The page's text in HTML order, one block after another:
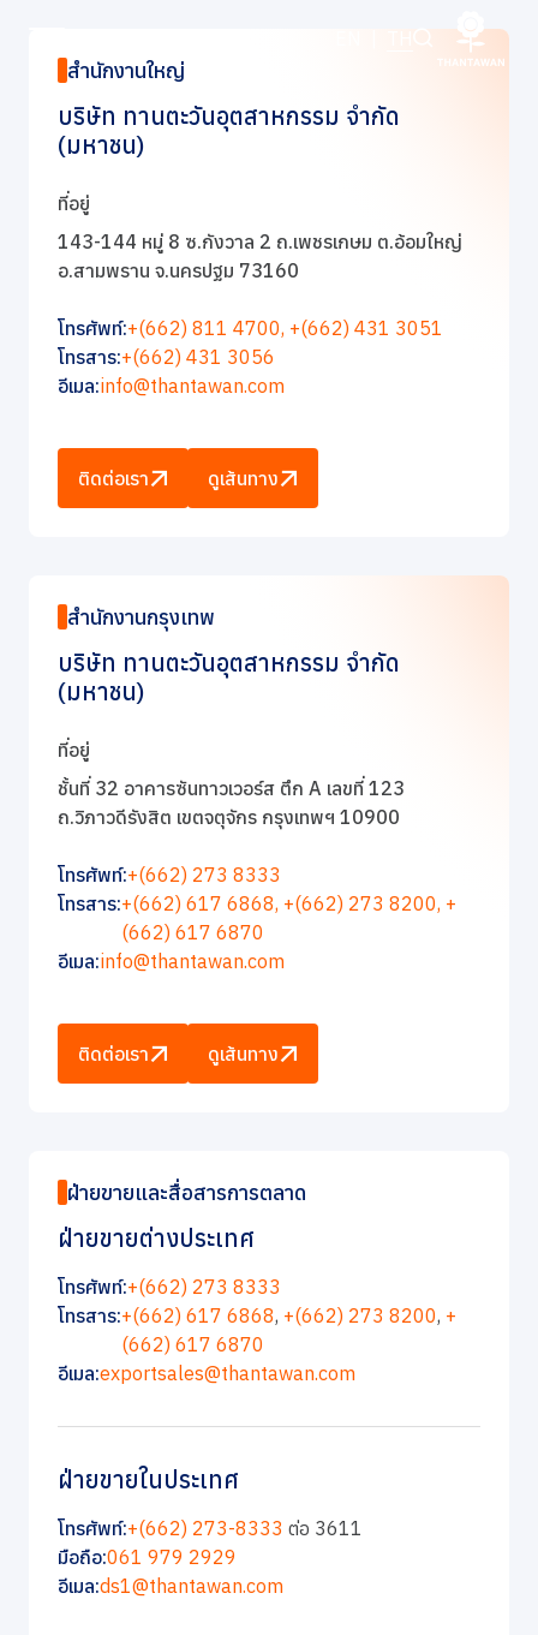
หน้าหลัก
เกี่ยวกับเรา
ธุรกิจของเรา
แบรนด์ของเรา
การพัฒนาอย่างยั่งยืน
ข่าวสารและกิจกรรม
ร่วมงานกับเรา
ติดต่อเรา
สำนักงานใหญ่
บริษัท ทานตะวันอุตสาหกรรม จำกัด
(มหาชน)
ที่อยู่
143-144 หมู่ 8 ซ.กังวาล 2 ถ.เพชรเกษม ต.อ้อมใหญ่
อ.สามพราน จ.นครปฐม 73160
โทรศัพท์:+(662) 811 4700, +(662) 431 3051
โทรสาร:+(662) 431 3056
อีเมล:info@thantawan.com
ติดต่อเรา ดูเส้นทาง
สำนักงานกรุงเทพ
บริษัท ทานตะวันอุตสาหกรรม จำกัด
(มหาชน)
ที่อยู่
ชั้นที่ 32 อาคารซันทาวเวอร์ส ตึก A เลขที่ 123
ถ.วิภาวดีรังสิต เขตจตุจักร กรุงเทพฯ 10900
โทรศัพท์:+(662) 273 8333
โทรสาร:+(662) 617 6868, +(662) 273 8200, +
(662) 617 6870
อีเมล:info@thantawan.com
ติดต่อเรา ดูเส้นทาง
ฝ่ายขายและสื่อสารการตลาด
ฝ่ายขายต่างประเทศ
โทรศัพท์:+(662) 273 8333
โทรสาร:+(662) 617 6868, +(662) 273 8200, +
(662) 617 6870
อีเมล:exportsales@thantawan.com
ฝ่ายขายในประเทศ
โทรศัพท์:+(662) 273-8333 ต่อ 3611
มือถือ:061 979 2929
อีเมล:ds1@thantawan.com